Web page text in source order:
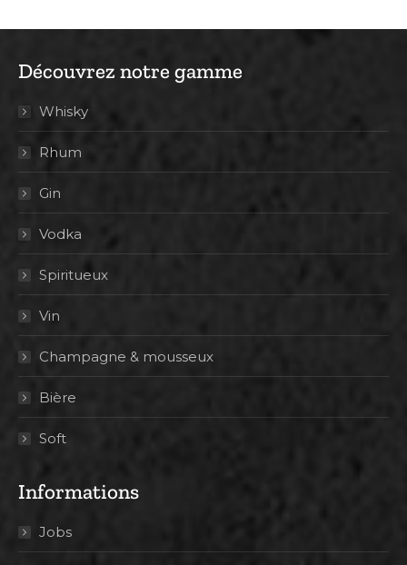
Découvrez notre gamme
Whisky
Rhum
Gin
Vodka
Spiritueux
Vin
Champagne & mousseux
Bière
Soft
Informations
Jobs